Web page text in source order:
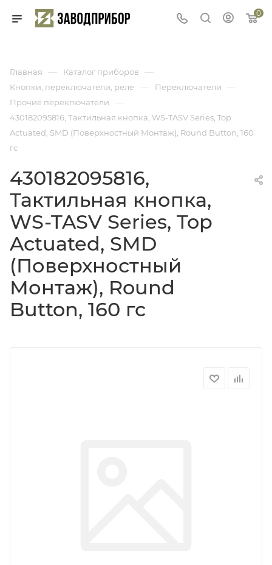
0
Главная — Каталог приборов —
Кнопки, переключатели, реле — Переключатели —
Прочие переключатели —
430182095816, Тактильная кнопка, WS-TASV Series, Top
Actuated, SMD (Поверхностный Монтаж), Round Button, 160
гс
430182095816,
Тактильная кнопка,
WS-TASV Series, Top
Actuated, SMD
(Поверхностный
Монтаж), Round
Button, 160 гс